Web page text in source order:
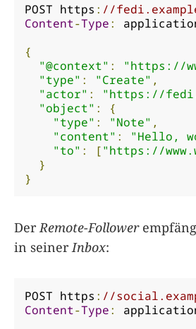
POST https : //
Content-Type:
{
"@context" :
"https://
"type" : "Create" ,
"actor" :
"https://
"object" :
{
"type" : "Note" ,
"content" : "Hello,
"to" : ["https://
}
}
Der Remote-Follower
in seiner Inbox:
POST https : //
Content-Type: